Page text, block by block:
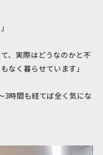
、実際はどうなのかと不
なく暮らせています」
3時間も経てば全く気にな